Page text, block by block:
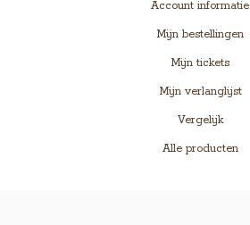
Account informatie
Mijn bestellingen
Mijn tickets
Mijn verlanglijst
Vergelijk
Alle producten